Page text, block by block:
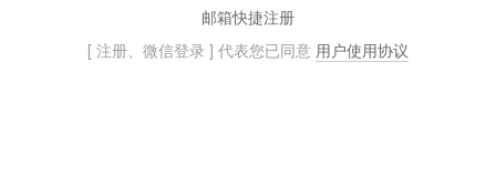
邮箱快捷注册
[ 注册、微信登录 ] 代表您已同意 用户使用协议